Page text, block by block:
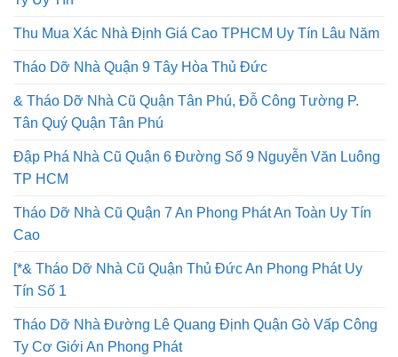
Thu Mua Xác Nhà Định Giá Cao TPHCM Uy Tín Lâu Năm
Tháo Dỡ Nhà Quận 9 Tây Hòa Thủ Đức
& Tháo Dỡ Nhà Cũ Quận Tân Phú, Đỗ Công Tường P.
Tân Quý Quận Tân Phú
Đập Phá Nhà Cũ Quận 6 Đường Số 9 Nguyễn Văn Luông
TP HCM
Tháo Dỡ Nhà Cũ Quận 7 An Phong Phát An Toàn Uy Tín
Cao
[*& Tháo Dỡ Nhà Cũ Quận Thủ Đức An Phong Phát Uy
Tín Số 1
Tháo Dỡ Nhà Đường Lê Quang Định Quận Gò Vấp Công
Ty Cơ Giới An Phong Phát